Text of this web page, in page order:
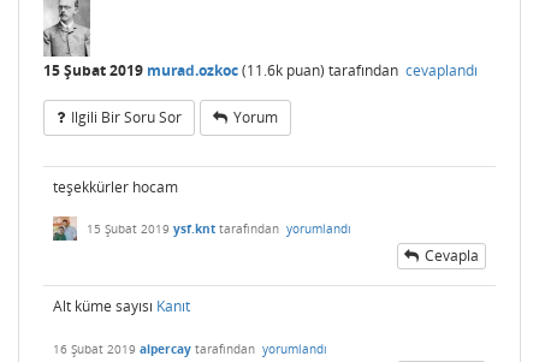
15 Şubat 2019 murad.ozkoc(11.6k puan) tarafından cevaplandı
Ilgili Bir Soru Sor Yorum
teşekkürler hocam
15 Şubat 2019 ysf.knt tarafından yorumlandı
Cevapla
Alt küme sayısı Kanıt
16 Şubat 2019 alpercay tarafından yorumlandı